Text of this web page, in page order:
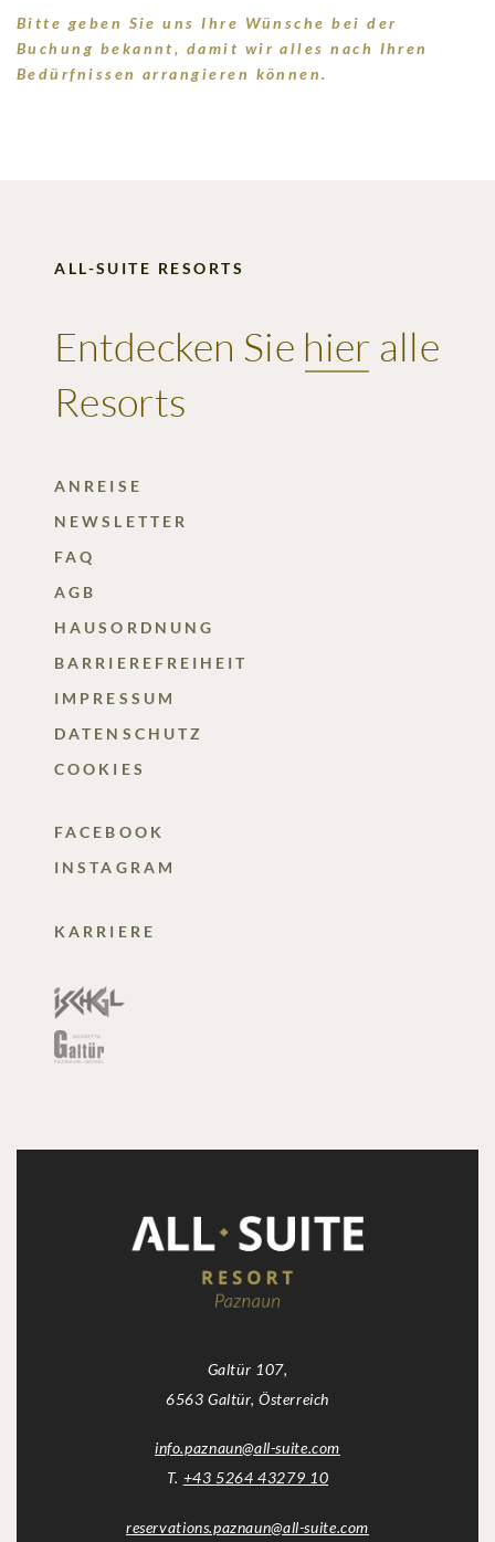
Bitte geben Sie uns Ihre Wünsche bei der
Buchung bekannt, damit wir alles nach Ihren
Bedürfnissen arrangieren können.
ALL-SUITE RESORTS
Entdecken Sie hier alle
Resorts
ANREISE
NEWSLETTER
FAQ
AGB
HAUSORDNUNG
BARRIEREFREIHEIT
IMPRESSUM
DATENSCHUTZ
COOKIES
FACEBOOK
INSTAGRAM
KARRIERE
Galtür 107,
6563 Galtür, Österreich
info.paznaun@all-suite.com
T. +43 5264 43279 10
reservations.paznaun@all-suite.com